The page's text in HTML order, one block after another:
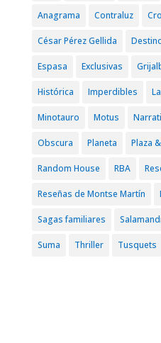
Anagrama Contraluz
César Pérez Gellida
Espasa Exclusivas
Histórica Imperdibles
Minotauro Motus
Obscura Planeta Plaza
Random House RBA
Reseñas de Montse Martín
Sagas familiares
Suma Thriller Tusquets